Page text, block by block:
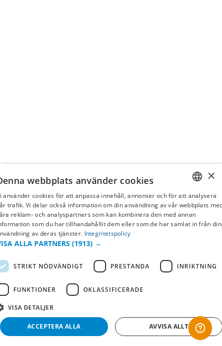
SWEDISH
FI
×
webbplats använder cookies
använder cookies för att anpassa innehåll, annonser och för att analysera
trafik. Vi delar också information om din användning av vår webbplats
reklam- och analyspartners som kan kombinera den med annan
som du har tillhandahållit dem eller som de har samlat in från din
av deras tjänster. Integritetspolicy
ALLA PARTNERS (1913) →
STRIKT NÖDVÄNDIGT PRESTANDA INRIKTNING
FUNKTIONER OKLASSIFICERADE
VISA DETALJER
ACCEPTERA ALLA AVVISA ALLT